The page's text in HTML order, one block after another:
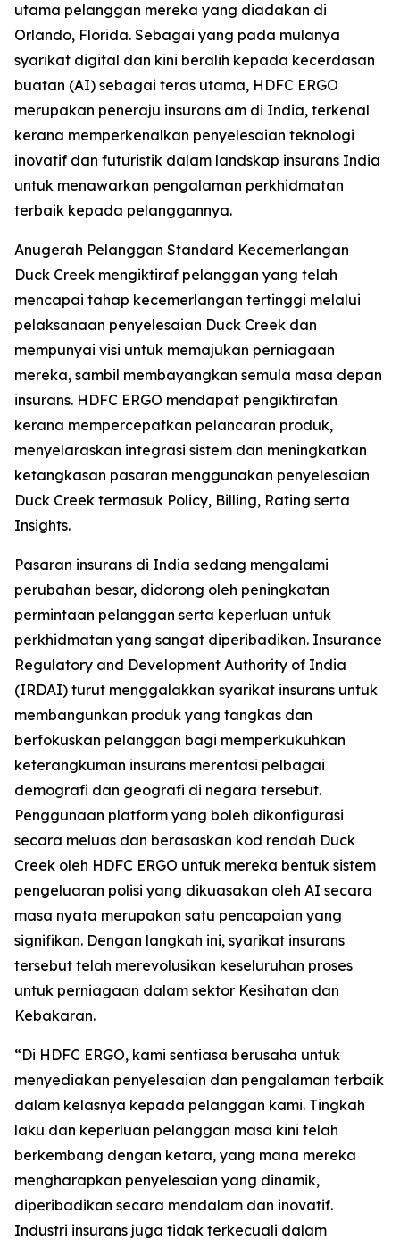
utama pelanggan mereka yang diadakan di
Orlando, Florida. Sebagai yang pada mulanya
syarikat digital dan kini beralih kepada kecerdasan
buatan (AI) sebagai teras utama, HDFC ERGO
merupakan peneraju insurans am di India, terkenal
kerana memperkenalkan penyelesaian teknologi
inovatif dan futuristik dalam landskap insurans India
untuk menawarkan pengalaman perkhidmatan
terbaik kepada pelanggannya.
Anugerah Pelanggan Standard Kecemerlangan
Duck Creek mengiktiraf pelanggan yang telah
mencapai tahap kecemerlangan tertinggi melalui
pelaksanaan penyelesaian Duck Creek dan
mempunyai visi untuk memajukan perniagaan
mereka, sambil membayangkan semula masa depan
insurans. HDFC ERGO mendapat pengiktirafan
kerana mempercepatkan pelancaran produk,
menyelaraskan integrasi sistem dan meningkatkan
ketangkasan pasaran menggunakan penyelesaian
Duck Creek termasuk Policy, Billing, Rating serta
Insights.
Pasaran insurans di India sedang mengalami
perubahan besar, didorong oleh peningkatan
permintaan pelanggan serta keperluan untuk
perkhidmatan yang sangat diperibadikan. Insurance
Regulatory and Development Authority of India
(IRDAI) turut menggalakkan syarikat insurans untuk
membangunkan produk yang tangkas dan
berfokuskan pelanggan bagi memperkukuhkan
keterangkuman insurans merentasi pelbagai
demografi dan geografi di negara tersebut.
Penggunaan platform yang boleh dikonfigurasi
secara meluas dan berasaskan kod rendah Duck
Creek oleh HDFC ERGO untuk mereka bentuk sistem
pengeluaran polisi yang dikuasakan oleh AI secara
masa nyata merupakan satu pencapaian yang
signifikan. Dengan langkah ini, syarikat insurans
tersebut telah merevolusikan keseluruhan proses
untuk perniagaan dalam sektor Kesihatan dan
Kebakaran.
“Di HDFC ERGO, kami sentiasa berusaha untuk
menyediakan penyelesaian dan pengalaman terbaik
dalam kelasnya kepada pelanggan kami. Tingkah
laku dan keperluan pelanggan masa kini telah
berkembang dengan ketara, yang mana mereka
mengharapkan penyelesaian yang dinamik,
diperibadikan secara mendalam dan inovatif.
Industri insurans juga tidak terkecuali dalam